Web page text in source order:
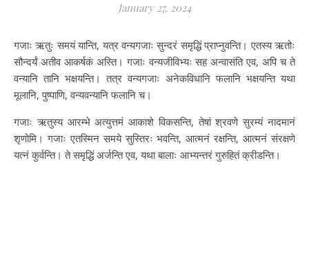
January 27, 2024
गजाः ऋतुः समयं यान्ति, यत्र वन्यगजाः सुन्दरं समृद्धिं प्राप्नुवन्ति। एतस्य ऋतोः
सौन्दर्यं अतीव आकर्षकं अस्ति। गजाः वन्यजीविभ्यः सह अन्वासंति एव, अपि च ते
वन्यानि तानि भक्षयन्ति। तत्र वन्यगजाः अनेकविधानि फलानि भक्षयन्ति यथा
मूलानि, पुष्पाणि, वन्यवन्यानि फलानि च।
गजाः ऋतुस्य आरम्भे अत्युत्तमं आकाशे विकसन्ति, तेषां श्रवणे सुरम्यं नादमानं
शृणोमि। गजाः एतस्मिन समये सुस्तिरः भवन्ति, आत्मनं रक्षन्ति, आत्मनं संरक्षणे
यत्नं कुर्वन्ति। ते समृद्धिं अर्जन्ति एव, यथा बालाः आभ्यन्तरं गुरुहितं क्रीडन्ति।